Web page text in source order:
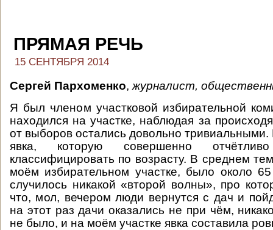
ПРЯМАЯ РЕЧЬ
15 СЕНТЯБРЯ 2014
Сергей Пархоменко, журналист,
Я был членом участковой избирательной
находился на участке, наблюдая за
от выборов остались довольно тривиальными.
явка, которую совершенно
классифицировать по возрасту. В среднем
моём избирательном участке, было около
случилось никакой «второй волны», про
что, мол, вечером люди вернутся с дач и
на этот раз дачи оказались не при чём,
не было, и на моём участке явка составила